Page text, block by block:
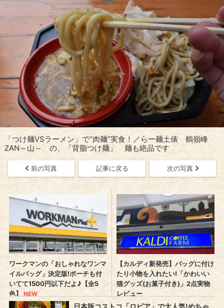
「つけ麺VSラーメン」で“肉麺”実食！／らー麺土俵 鶴嶺峰
ZAN～山～ の、「背脂つけ麺」 麺も絶品です
前の写真 記事に戻る 次の写真